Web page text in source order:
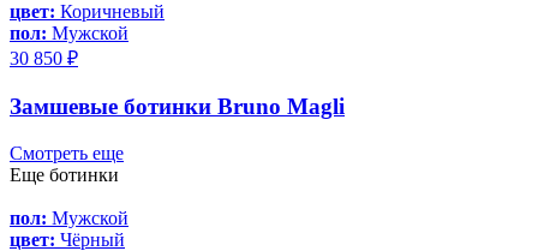
цвет: Коричневый
пол: Мужской
30 850 ₽
Замшевые ботинки Bruno Magli
Смотреть еще
Еще ботинки
пол: Мужской
цвет: Чёрный